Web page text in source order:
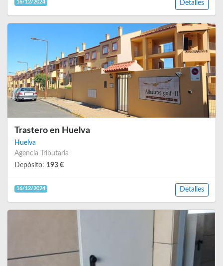
16/12/2024 Detalles
Trastero en Huelva
Huelva
Agencia Tributaria
Depósito: 193 €
16/12/2024 Detalles